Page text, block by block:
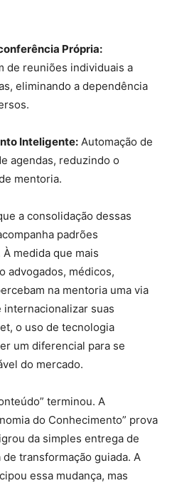
Própria:
de reuniões individuais a
eliminando a dependência
Inteligente: Automação de
agendas, reduzindo o
mentoria.
a consolidação dessas
padrões
medida que mais
advogados, médicos,
na mentoria uma via
suas
o uso de tecnologia
um diferencial para se
do mercado.
terminou. A
do Conhecimento” prova
da simples entrega de
transformação guiada. A
essa mudança, mas